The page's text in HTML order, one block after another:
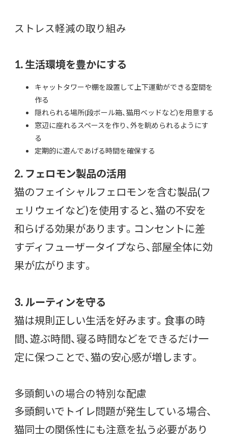
ストレス軽減の取り組み
1. 生活環境を豊かにする
キャットタワーや棚を設置して上下運動ができる空間を
作る
隠れられる場所(段ボール箱、猫用ベッドなど)を用意する
窓辺に座れるスペースを作り、外を眺められるようにす
る
定期的に遊んであげる時間を確保する
2. フェロモン製品の活用
猫のフェイシャルフェロモンを含む製品(フ
ェリウェイなど)を使用すると、猫の不安を
和らげる効果があります。コンセントに差
すディフューザータイプなら、部屋全体に効
果が広がります。
3. ルーティンを守る
猫は規則正しい生活を好みます。食事の時
間、遊ぶ時間、寝る時間などをできるだけ一
定に保つことで、猫の安心感が増します。
多頭飼いの場合の特別な配慮
多頭飼いでトイレ問題が発生している場合、
猫同士の関係性にも注意を払う必要があり